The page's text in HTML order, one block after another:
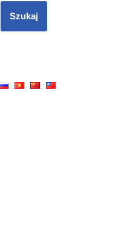
Szukaj